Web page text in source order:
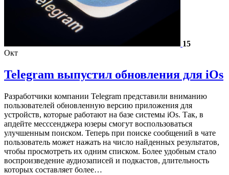
15
Окт
Telegram выпустил обновления для iOs
Разработчики компании Telegram представили вниманию
пользователей обновленную версию приложения для
устройств, которые работают на базе системы iOs. Так, в
апдейте месссенджера юзеры смогут воспользоваться
улучшенным поиском. Теперь при поиске сообщений в чате
пользователь может нажать на число найденных результатов,
чтобы просмотреть их одним списком. Более удобным стало
воспроизведение аудиозаписей и подкастов, длительность
которых составляет более…